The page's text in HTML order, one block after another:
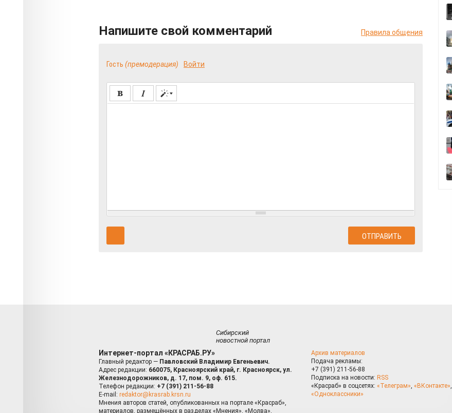
Напишите свой комментарий Правила общения
Гость (премодерация) Войти
Сибирский
новостной портал
Интернет-портал «КРАСРАБ.РУ»
Главный редактор — Павловский Владимир Евгеньевич.
Адрес редакции: 660075, Красноярский край, г. Красноярск, ул.
Железнодорожников, д. 17, пом. 9, оф. 615.
Телефон редакции: +7 (391) 211-56-88
E-mail: redaktor@krasrab.krsn.ru
Мнения авторов статей, опубликованных на портале «Красраб»,
материалов, размещённых в разделах «Мнения», «Молва»,
Архив материалов
Подача рекламы:
+7 (391) 211-56-88
Подписка на новости: RSS
«Красраб» в соцсетях: «Телеграм», «ВКонтакте»,
«Одноклассники»